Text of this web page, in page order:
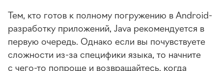
Тем, кто готов к полному погружению в Android-
разработку приложений, Java рекомендуется в
первую очередь. Однако если вы почувствуете
сложности из-за специфики языка, то начните
с чего-то попроще и возвращайтесь, когда